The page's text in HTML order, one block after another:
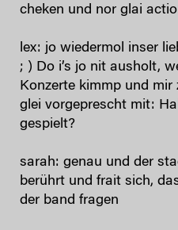
cheken und nor glai
lex: jo wiedermol inser
; ) Do i’s jo nit ausholt,
Konzerte kimmp und
glei vorgeprescht mit:
gespielt?
sarah: genau und der
berührt und frait sich,
der band fragen